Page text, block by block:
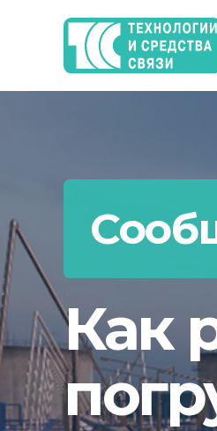
Как